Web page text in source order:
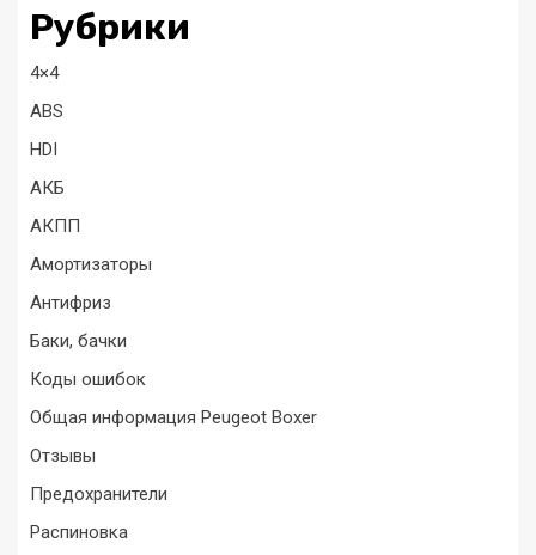
Рубрики
4×4
ABS
HDI
АКБ
АКПП
Амортизаторы
Антифриз
Баки, бачки
Коды ошибок
Общая информация Peugeot Boxer
Отзывы
Предохранители
Распиновка